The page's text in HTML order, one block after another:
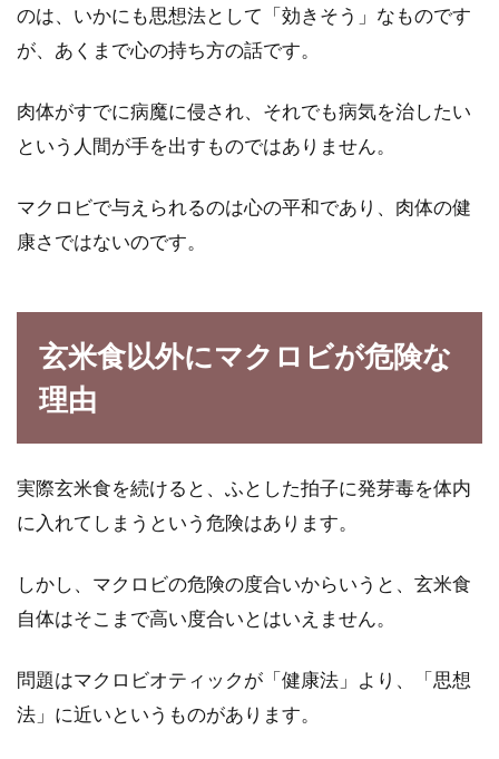
ではどちらを食べるべき？
体内に栄養素を入れるためにも、ぜひ食べたい
と思っている...
健康に良い「分づき米」とは？精米
方法によるメリットとは？
方も多いの...
米ぬか肥料の効果＆作り方を教えま
す！バラには肥料が大事！
古来より多くの人々を虜にし続けているバラ。
品のある神秘的な美しさと、香りによって、と
のは、いかにも思想法として「効きそう」なものです
が、あくまで心の持ち方の話です。
肉体がすでに病魔に侵され、それでも病気を治したい
という人間が手を出すものではありません。
マクロビで与えられるのは心の平和であり、肉体の健
康さではないのです。
玄米食以外にマクロビが危険な
理由
実際玄米食を続けると、ふとした拍子に発芽毒を体内
に入れてしまうという危険はあります。
しかし、マクロビの危険の度合いからいうと、玄米食
自体はそこまで高い度合いとはいえません。
問題はマクロビオティックが「健康法」より、「思想
法」に近いというものがあります。